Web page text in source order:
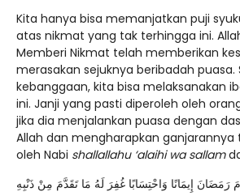
Kita hanya bisa memanjatkan puji
atas nikmat yang tak terhingga ini.
Memberi Nikmat telah memberikan
merasakan sejuknya beribadah puasa.
kebanggaan, kita bisa melaksanakan
ini. Janji yang pasti diperoleh oleh
jika dia menjalankan puasa dengan
Allah dan mengharapkan ganjarannya
oleh Nabi shallallahu ‘alaihi wa sallam
إِيمَانًا وَاحْتِسَابًا غُفِرَ لَهُ مَا تَقَدَّمَ مِنْ ذَنْبِهِ